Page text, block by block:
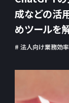
成などの活
めツールを
# 法人向け業務効